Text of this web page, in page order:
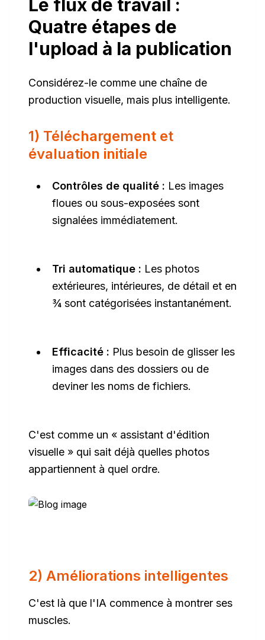
Le flux de travail :
Quatre étapes de
l'upload à la publication
Considérez-le comme une chaîne de
production visuelle, mais plus intelligente.
1) Téléchargement et
évaluation initiale
Contrôles de qualité : Les images
floues ou sous-exposées sont
signalées immédiatement.
Tri automatique : Les photos
extérieures, intérieures, de détail et en
¾ sont catégorisées instantanément.
Efficacité : Plus besoin de glisser les
images dans des dossiers ou de
deviner les noms de fichiers.
C'est comme un « assistant d'édition
visuelle » qui sait déjà quelles photos
appartiennent à quel ordre.
2) Améliorations intelligentes
C'est là que l'IA commence à montrer ses
muscles.